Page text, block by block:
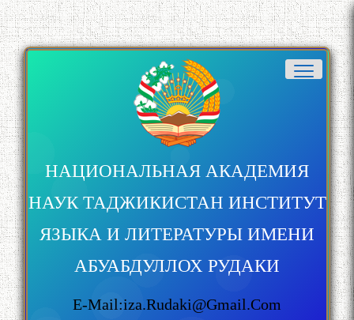
НАЦИОНАЛЬНАЯ АКАДЕМИЯ
НАУК ТАДЖИКИСТАН ИНСТИТУТ
ЯЗЫКА И ЛИТЕРАТУРЫ ИМЕНИ
АБУАБДУЛЛОХ РУДАКИ
E-Mail:iza.rudaki@gmail.com